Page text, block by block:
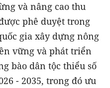
và nâng cao thu
phê duyệt trong
gia xây dựng nông
vững và phát triển
bào dân tộc thiểu số
- 2035, trong đó ưu